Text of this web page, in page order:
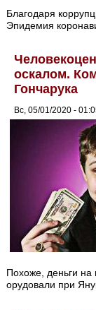
Благодаря
Эпидемия
оскалом.
Гончарука
Вс, 05/01/2020 -
Похоже, деньги
орудовали при